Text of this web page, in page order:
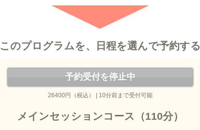
このプログラムを、日程を選んで予約する
予約受付を停止中
26400円（税込） | 10分前まで受付可能
メインセッションコース（110分）